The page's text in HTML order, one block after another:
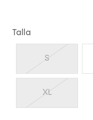
Talla
S
XL